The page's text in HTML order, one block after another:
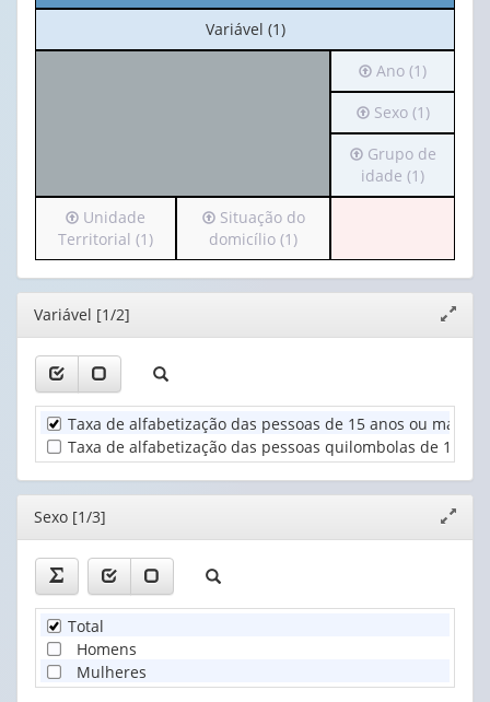
No
cabeçalho:
Variável (1)
Irá
para
o
cabeçalho
(possui
apenas
1
Ano
(1)
Ano (1)
Irá
para
o
cabeçalho
(possui
valor):
Sexo (1)
Irá
para
o
apenas
1
(1)
Grupo de
idade (1)
Irá
para
o
cabeçalho
(possui
apenas
valor):
Unidade
Territorial
(1)
Unidade
Territorial (1)
Irá
para
o
cabeçalho
Situação
do
domicílio
(1)
Situação do
domicílio (1)
Editor
janela
Variável [1/2]
Taxa de alfabetização das pessoas de 15 anos ou mais
Taxa de alfabetização das pessoas quilombolas de 15
Editor
janela
Sexo [1/3]
Total
Homens
Mulheres